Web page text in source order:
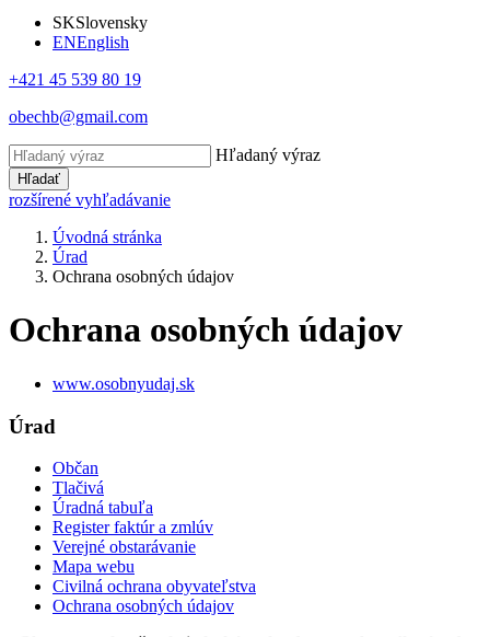
SKSlovensky
ENEnglish
+421 45 539 80 19
obechb@gmail.com
Hľadaný výraz
Hľadať
rozšírené vyhľadávanie
Úvodná stránka
Úrad
Ochrana osobných údajov
Ochrana osobných údajov
www.osobnyudaj.sk
Úrad
Občan
Tlačivá
Úradná tabuľa
Register faktúr a zmlúv
Verejné obstarávanie
Mapa webu
Civilná ochrana obyvateľstva
Ochrana osobných údajov